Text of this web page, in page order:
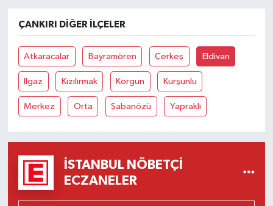
ÇANKIRI DIĞER İLÇELER
Atkaracalar Bayramören Çerkeş Eldivan
Ilgaz Kızılırmak Korgun Kurşunlu
Merkez Orta Şabanözü Yapraklı
İSTANBUL NÖBETÇI
ECZANELER